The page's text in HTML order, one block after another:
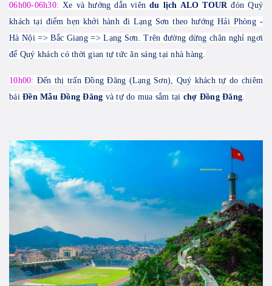
06h00-06h30: Xe và hướng dẫn viêndu lịch ALO TOURđón Quý
khách tại điểm hẹn khởi hành đi Lạng Sơn theo hướng Hải Phòng -
Hà Nội => Bắc Giang => Lạng Sơn. Trên đường dừng chân nghỉ ngơi
để Quý khách có thời gian tự tức ăn sáng tại nhà hàng.
10h00: Đến thị trấn Đồng Đăng (Lạng Sơn), Quý khách tự do chiêm
bái Đền Mẫu Đồng Đăng và tự do mua sắm tại chợ Đồng Đăng.